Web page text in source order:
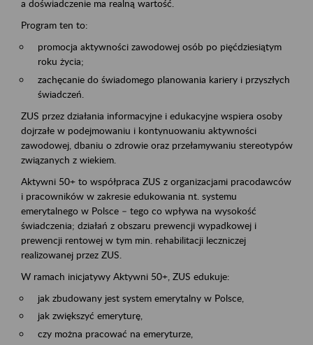
a doświadczenie ma realną wartość.
Program ten to:
promocja aktywności zawodowej osób po pięćdziesiątym
roku życia;
zachęcanie do świadomego planowania kariery i przyszłych
świadczeń.
ZUS przez działania informacyjne i edukacyjne wspiera osoby
dojrzałe w podejmowaniu i kontynuowaniu aktywności
zawodowej, dbaniu o zdrowie oraz przełamywaniu stereotypów
związanych z wiekiem.
Aktywni 50+ to współpraca ZUS z organizacjami pracodawców
i pracowników w zakresie edukowania nt. systemu
emerytalnego w Polsce – tego co wpływa na wysokość
świadczenia; działań z obszaru prewencji wypadkowej i
prewencji rentowej w tym min. rehabilitacji leczniczej
realizowanej przez ZUS.
W ramach inicjatywy Aktywni 50+, ZUS edukuje:
jak zbudowany jest system emerytalny w Polsce,
jak zwiększyć emeryturę,
czy można pracować na emeryturze,